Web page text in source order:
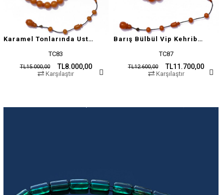
Karamel Tonlarında Usta İşçilikli Tesbih
TC83
TL8.000,00
TL15.000,00
Karşılaştır
Barış Bülbül Vip Kehribar Tesbih
TC87
TL11.700,00
TL12.600,00
Karşılaştır